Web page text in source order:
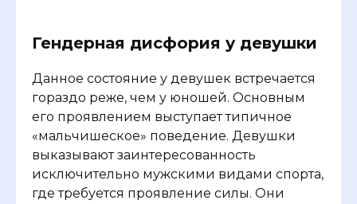
Гендерная дисфория у девушки
Данное состояние у девушек встречается
гораздо реже, чем у юношей. Основным
его проявлением выступает типичное
«мальчишеское» поведение. Девушки
выказывают заинтересованность
исключительно мужскими видами спорта,
где требуется проявление силы. Они